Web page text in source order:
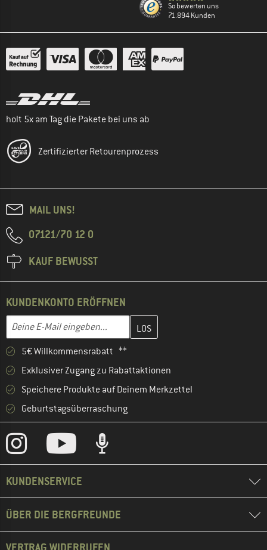
So bewerten uns
71.894 Kunden
holt 5x am Tag die Pakete bei uns ab
Zertifizierter Retourenprozess
MAIL UNS!
07121/70 12 0
KAUF BEWUSST
KUNDENKONTO ERÖFFNEN
E-Mail-Adresse
Gib hier deine E-Mail-Adresse ein und erstelle im nächsten
5€ Willkommensrabatt **
Exklusiver Zugang zu Rabattaktionen
Speichere Produkte auf Deinem Merkzettel
Geburtstagsüberraschung
KUNDENSERVICE
ÜBER DIE BERGFREUNDE